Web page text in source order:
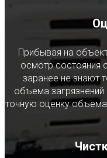
Прибывая на
осмотр состояния
заранее не знают
объема
точную оценку